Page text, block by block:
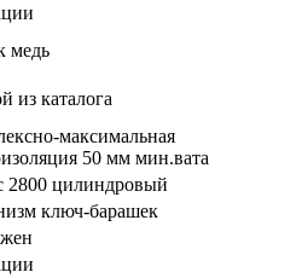
медь
из каталога
максимальная
50 мм мин.вата
2800 цилиндровый
ключ-барашек